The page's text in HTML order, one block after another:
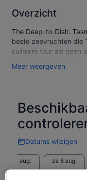
Overzicht
The Deep-to-Dish:
beste zeevruchten die
culinaire tour als geen
van wereldklasse - die
hebben om onze
is, neem dan
toevoegen aan onze
Meer weergeven
Datums wijzigen
Datums
wijzigen
vr 7 aug. za 8 aug.